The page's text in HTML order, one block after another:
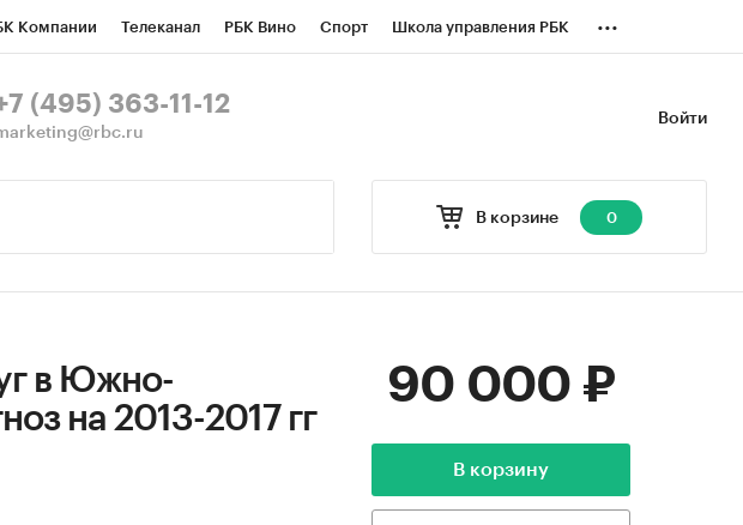
Компании Телеканал РБК Вино Спорт Школа управления РБК
Спецпроекты
...
Войти
(495) 363-11-12
В корзине 0
в Южно-
на 2013-2017 гг
90 000 ₽
В корзину